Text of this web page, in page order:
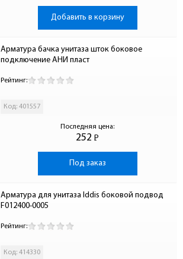
Добавить в корзину
Арматура бачка унитаза шток боковое
подключение АНИ пласт
Рейтинг:
Код: 401557
Последняя цена:
252 Р
-
Под заказ
Арматура для унитаза Iddis боковой подвод
F012400-0005
Рейтинг:
Код: 414330